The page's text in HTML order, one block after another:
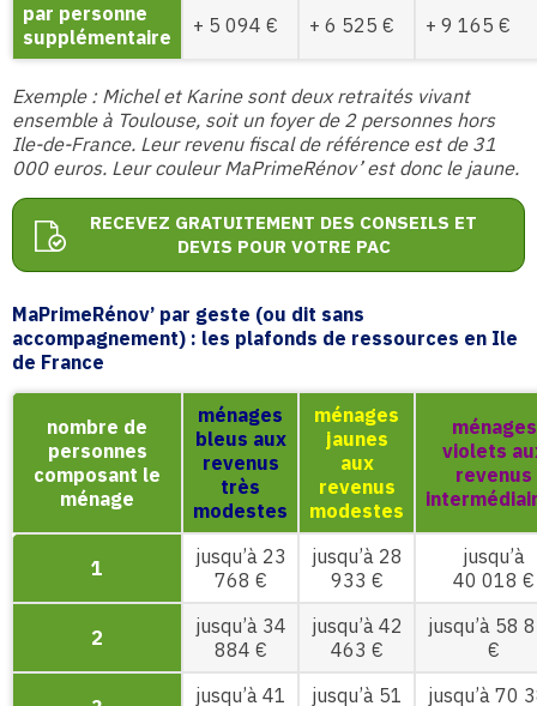
par personne
supplémentaire
+ 5 094 € + 6 525 € + 9 165 €
Exemple : Michel et Karine sont deux retraités vivant
ensemble à Toulouse, soit un foyer de 2 personnes hors
Ile-de-France. Leur revenu fiscal de référence est de 31
000 euros. Leur couleur MaPrimeRénov’ est donc le jaune.
RECEVEZ GRATUITEMENT DES CONSEILS ET
DEVIS POUR VOTRE PAC
MaPrimeRénov’ par geste (ou dit sans
accompagnement) : les plafonds de ressources en Ile
de France
nombre de
personnes
composant le
ménage
ménages
bleus aux
revenus
très
modestes
ménages
jaunes
aux
revenus
modestes
ménages
violets
revenus
1
jusqu’à 23
768 €
jusqu’à 28
933 €
jusqu’à
40 018 €
2
jusqu’à 34
884 €
jusqu’à 42
463 €
jusqu’à 58
€
jusqu’à 41 jusqu’à 51 jusqu’à 70